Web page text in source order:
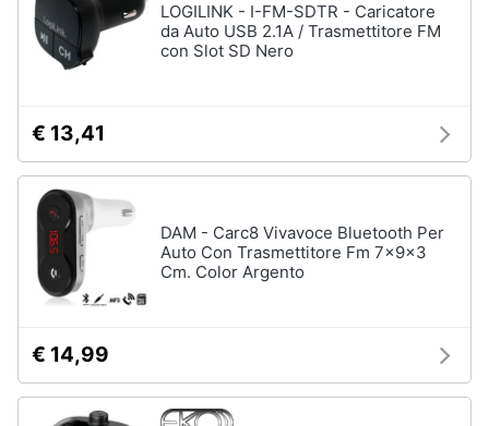
LOGILINK - I-FM-SDTR - Caricatore
da Auto USB 2.1A / Trasmettitore FM
con Slot SD Nero
€ 13,41
DAM - Carc8 Vivavoce Bluetooth Per
Auto Con Trasmettitore Fm 7x9x3
Cm. Color Argento
€ 14,99